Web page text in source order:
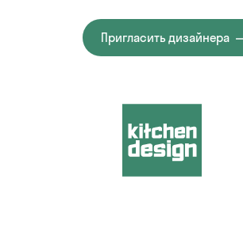
Пригласить дизайнера